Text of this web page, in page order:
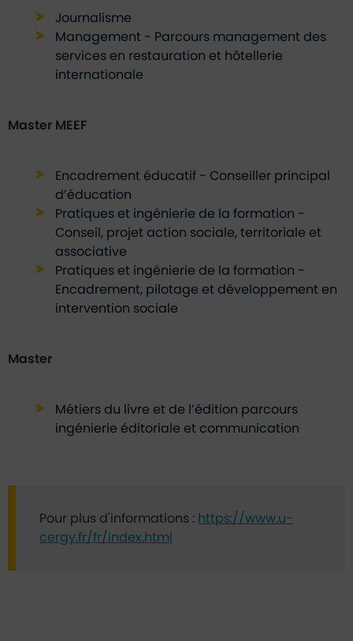
Journalisme
Management - Parcours management des
services en restauration et hôtellerie
internationale
Master MEEF
Encadrement éducatif - Conseiller principal
d’éducation
Pratiques et ingénierie de la formation -
Conseil, projet action sociale, territoriale et
associative
Pratiques et ingénierie de la formation -
Encadrement, pilotage et développement en
intervention sociale
Master
Métiers du livre et de l’édition parcours
ingénierie éditoriale et communication
Pour plus d'informations : https://www.u-
cergy.fr/fr/index.html